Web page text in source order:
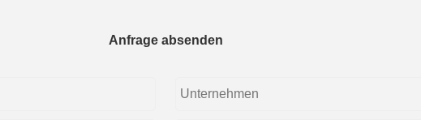
Anfrage absenden